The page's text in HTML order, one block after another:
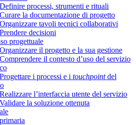
processi, strumenti e rituali
la documentazione di progetto
tavoli tecnici collaborativi
decisioni
progettuale
il progetto e la sua gestione
il contesto d’uso del servizio
i processi e i touchpointdel
l’interfaccia utente del servizio
la soluzione ottenuta